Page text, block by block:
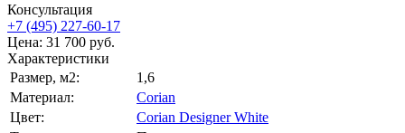
Консультация
+7 (495) 227-60-17
Цена: 31 700 руб.
Характеристики
Размер, м2:
1,6
Материал:
Corian
Цвет:
Corian Designer White